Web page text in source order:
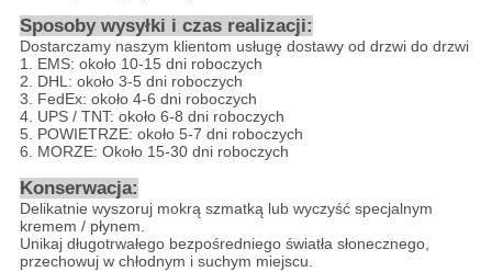
Sposoby wysyłki i czas realizacji:
Dostarczamy naszym klientom usługę dostawy od drzwi do drzwi
1. EMS: około 10-15 dni roboczych
2. DHL: około 3-5 dni roboczych
3. FedEx: około 4-6 dni roboczych
4. UPS / TNT: około 6-8 dni roboczych
5. POWIETRZE: około 5-7 dni roboczych
6. MORZE: Około 15-30 dni roboczych
Konserwacja:
Delikatnie wyszoruj mokrą szmatką lub wyczyść specjalnym
kremem / płynem.
Unikaj długotrwałego bezpośredniego światła słonecznego,
przechowuj w chłodnym i suchym miejscu.